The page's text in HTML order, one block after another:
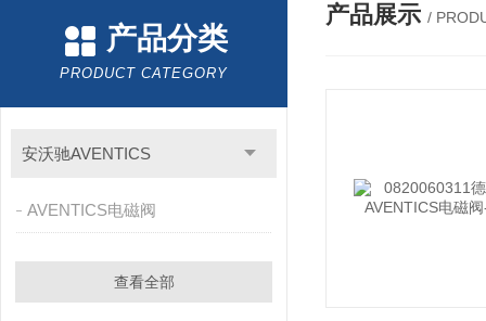
产品分类
PRODUCT CATEGORY
安沃驰AVENTICS
AVENTICS电磁阀
查看全部
产品展示 /